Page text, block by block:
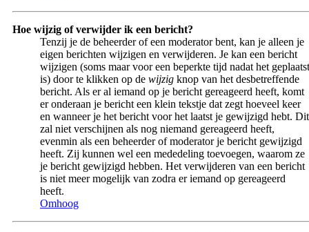
Hoe wijzig of verwijder ik een bericht?
Tenzij je de beheerder of een moderator bent, kan je alleen je
eigen berichten wijzigen en verwijderen. Je kan een bericht
wijzigen (soms maar voor een beperkte tijd nadat het geplaatst
is) door te klikken op de wijzig knop van het desbetreffende
bericht. Als er al iemand op je bericht gereageerd heeft, komt
er onderaan je bericht een klein tekstje dat zegt hoeveel keer
en wanneer je het bericht voor het laatst je gewijzigd hebt. Dit
zal niet verschijnen als nog niemand gereageerd heeft,
evenmin als een beheerder of moderator je bericht gewijzigd
heeft. Zij kunnen wel een mededeling toevoegen, waarom ze
je bericht gewijzigd hebben. Het verwijderen van een bericht
is niet meer mogelijk van zodra er iemand op gereageerd
heeft.
Omhoog